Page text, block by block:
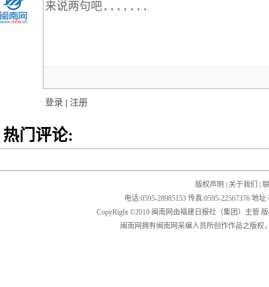
登录 | 注册
热门评论:
版权声明 关于我们
电话:0595-28985153 传真:0595-22567376 地
CopyRight ©2019 闽南网由福建日报社（集团）主管
闽南网拥有闽南网采编人员所创作作品之版